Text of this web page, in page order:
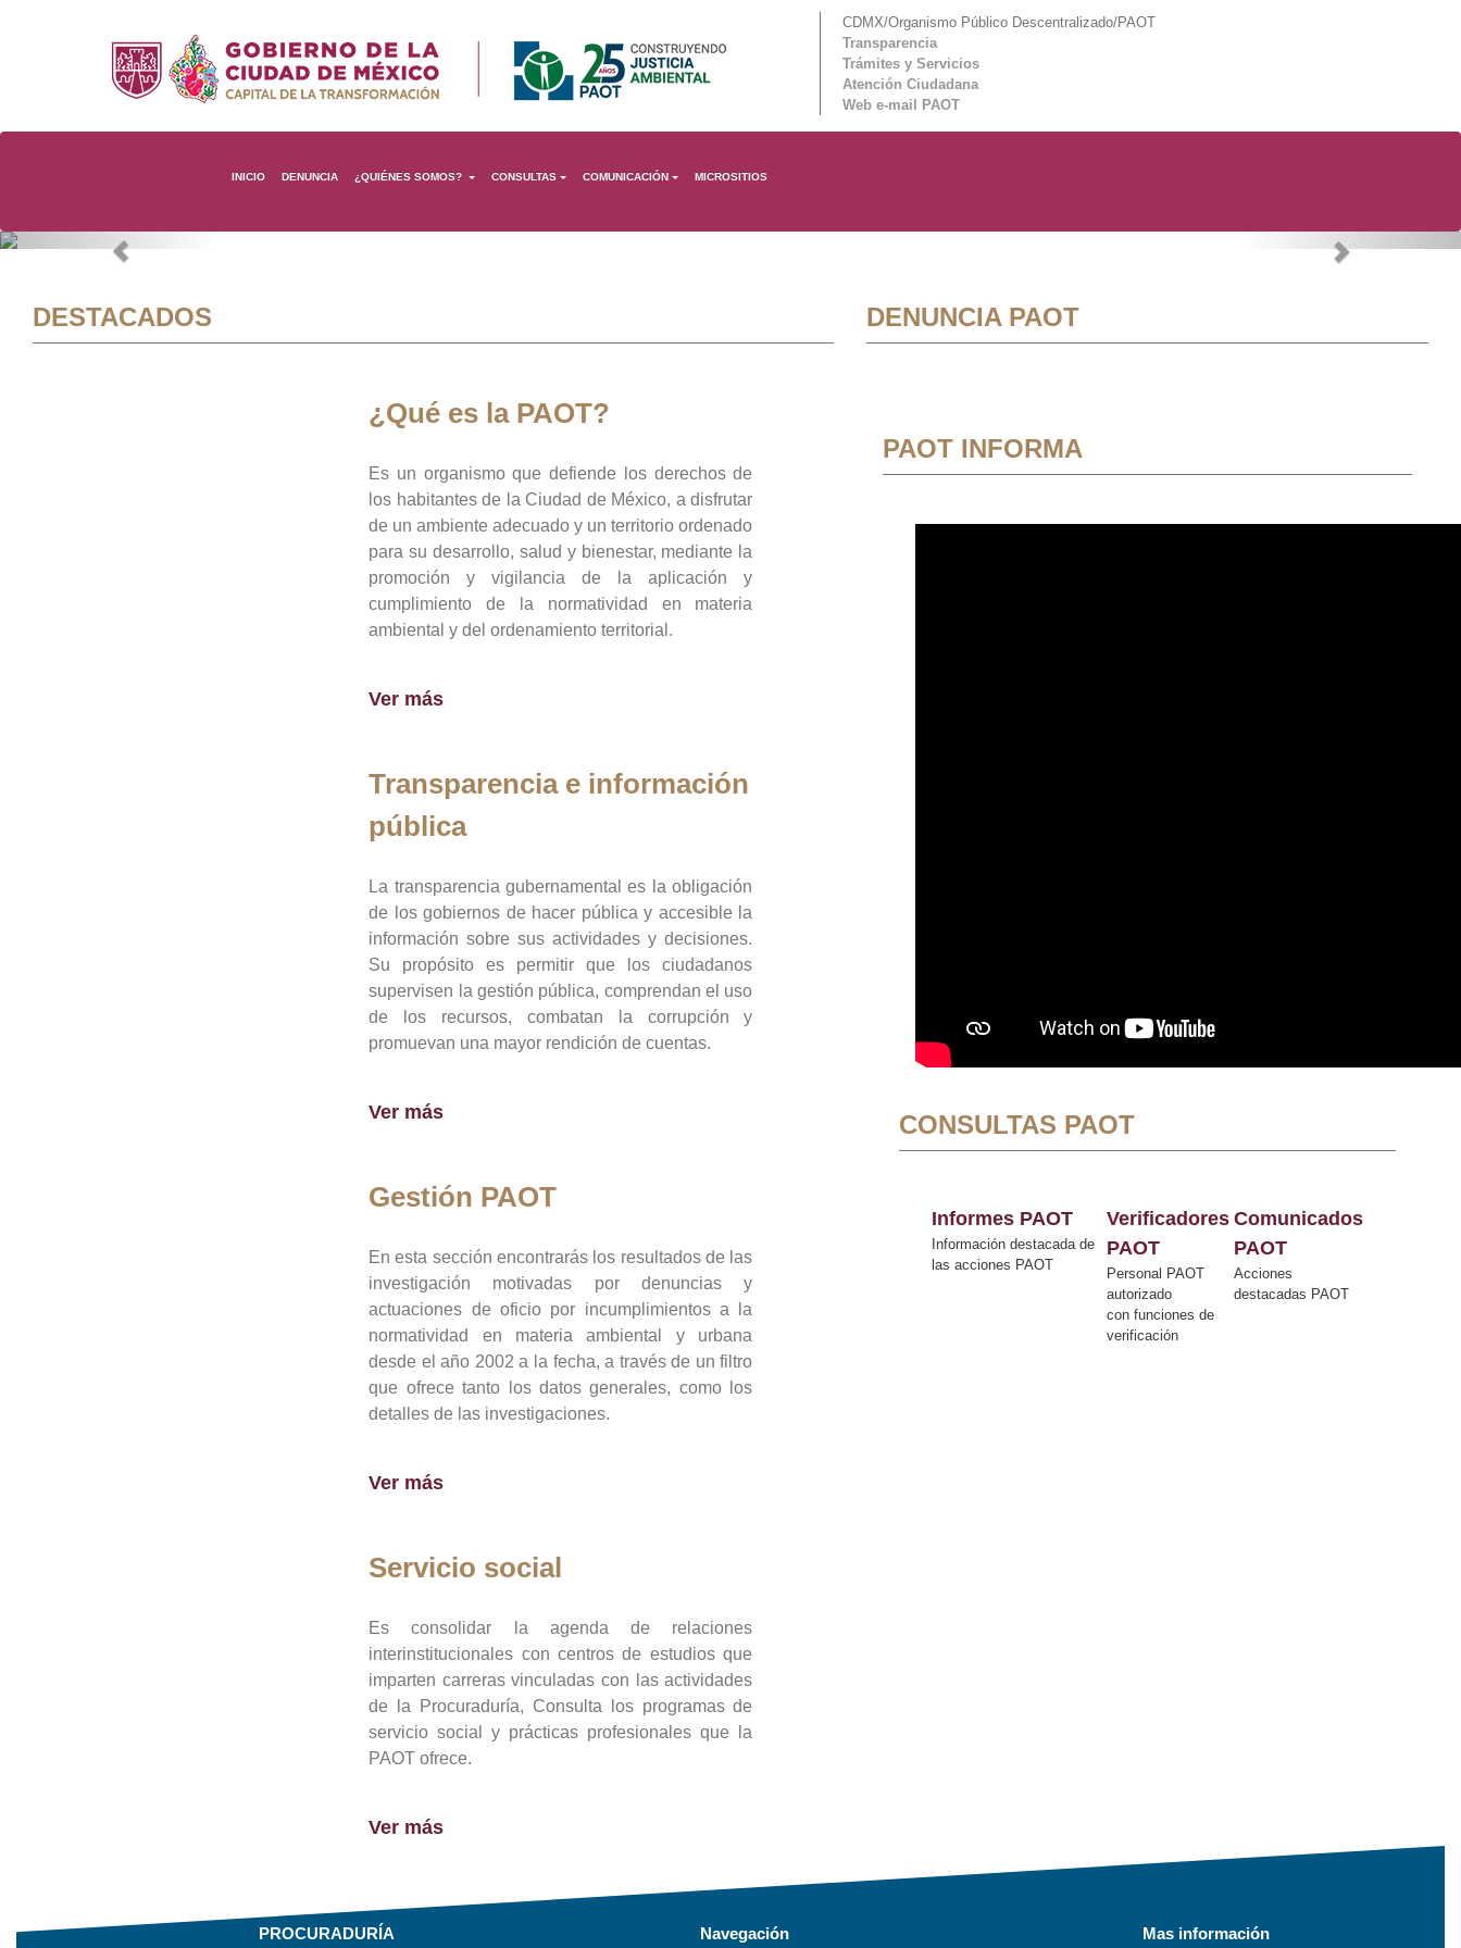
CDMX/Organismo Público Descentralizado/PAOT
Transparencia
Trámites y Servicios
Atención Ciudadana
Web e-mail PAOT
INICIO DENUNCIA ¿QUIÉNES SOMOS? CONSULTAS COMUNICACIÓN MICROSITIOS
Previous Next
DESTACADOS
¿Qué es la PAOT?
Es un organismo que defiende los derechos de
los habitantes de la Ciudad de México, a disfrutar
de un ambiente adecuado y un territorio ordenado
para su desarrollo, salud y bienestar, mediante la
promoción y vigilancia de la aplicación y
cumplimiento de la normatividad en materia
ambiental y del ordenamiento territorial.
Ver más
Transparencia e información
pública
La transparencia gubernamental es la obligación
de los gobiernos de hacer pública y accesible la
información sobre sus actividades y decisiones.
Su propósito es permitir que los ciudadanos
supervisen la gestión pública, comprendan el uso
de los recursos, combatan la corrupción y
promuevan una mayor rendición de cuentas.
Ver más
Gestión PAOT
En esta sección encontrarás los resultados de las
investigación motivadas por denuncias y
actuaciones de oficio por incumplimientos a la
normatividad en materia ambiental y urbana
desde el año 2002 a la fecha, a través de un filtro
que ofrece tanto los datos generales, como los
detalles de las investigaciones.
Ver más
Servicio social
Es consolidar la agenda de relaciones
interinstitucionales con centros de estudios que
imparten carreras vinculadas con las actividades
de la Procuraduría, Consulta los programas de
servicio social y prácticas profesionales que la
PAOT ofrece.
Ver más
DENUNCIA PAOT
PAOT INFORMA
CONSULTAS PAOT
Informes PAOT
Información destacada de
las acciones PAOT
Verificadores
PAOT
Personal PAOT
autorizado
con funciones de
verificación
Comunicados
PAOT
Acciones
destacadas PAOT
PROCURADURÍA Navegación Mas información